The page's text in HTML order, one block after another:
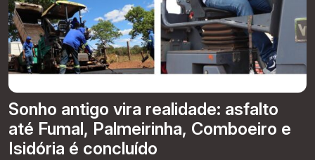
Sonho antigo vira realidade: asfalto
até Fumal, Palmeirinha, Comboeiro e
Isidória é concluído